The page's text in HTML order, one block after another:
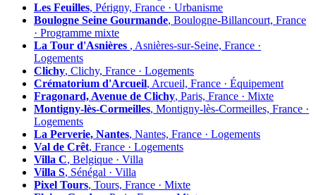
Les Feuilles, Périgny, France · Urbanisme
Boulogne Seine Gourmande, Boulogne-Billancourt, France
· Programme mixte
La Tour d'Asnières , Asnières-sur-Seine, France ·
Logements
Clichy, Clichy, France · Logements
Crématorium d'Arcueil, Arcueil, France · Équipement
Fragonard, Avenue de Clichy, Paris, France · Mixte
Montigny-lès-Cormeilles, Montigny-lès-Cormeilles, France ·
Logements
La Perverie, Nantes, Nantes, France · Logements
Val de Crêt, France · Logements
Villa C, Belgique · Villa
Villa S, Sénégal · Villa
Pixel Tours, Tours, France · Mixte